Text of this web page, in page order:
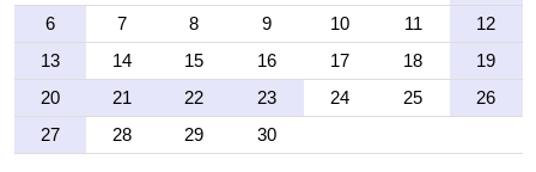
6
7 8 9 10 11
12
13
14 15 16 17 18
19
20
21 22 23 24 25
26
27
28 29 30